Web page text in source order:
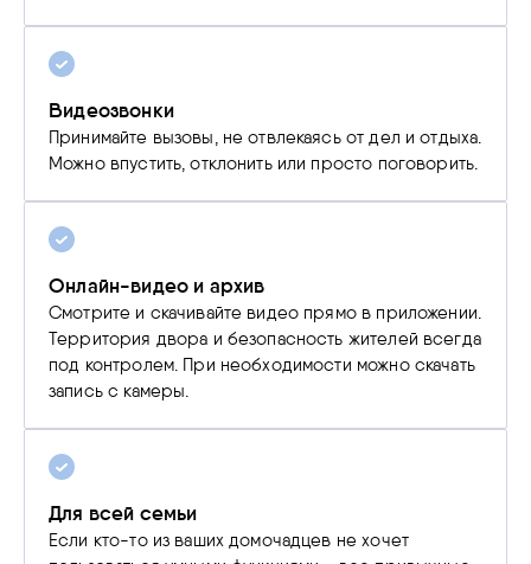
Видеозвонки
Принимайте вызовы, не отвлекаясь от дел и отдыха.
Можно впустить, отклонить или просто поговорить.
Онлайн-видео и архив
Смотрите и скачивайте видео прямо в приложении.
Территория двора и безопасность жителей всегда
под контролем. При необходимости можно скачать
запись с камеры.
Для всей семьи
Если кто-то из ваших домочадцев не хочет